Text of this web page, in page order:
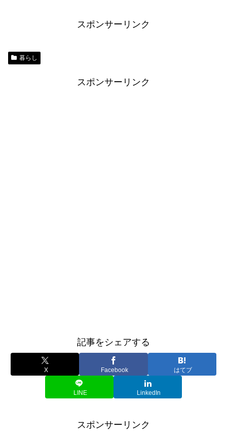
スポンサーリンク
暮らし
スポンサーリンク
記事をシェアする
X Facebook はてブ
LINE LinkedIn
スポンサーリンク